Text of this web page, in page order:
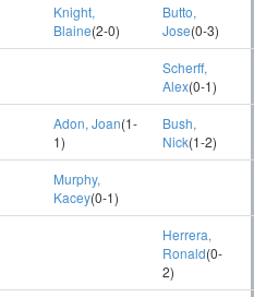
Knight,
Blaine(2-0)
Butto,
Jose(0-3)
Scherff,
Alex(0-1)
Adon, Joan(1-
1)
Bush,
Nick(1-2)
Murphy,
Kacey(0-1)
Herrera,
Ronald(0-
2)